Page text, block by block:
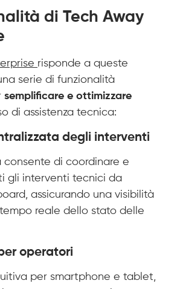
di Tech Away
risponde a queste
serie di funzionalità
semplificare e ottimizzare
di assistenza tecnica:
degli interventi
consente di coordinare e
gli interventi tecnici da
assicurando una visibilità
reale dello stato delle
operatori
per smartphone e tablet,